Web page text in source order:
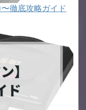
徹底攻略ガイド